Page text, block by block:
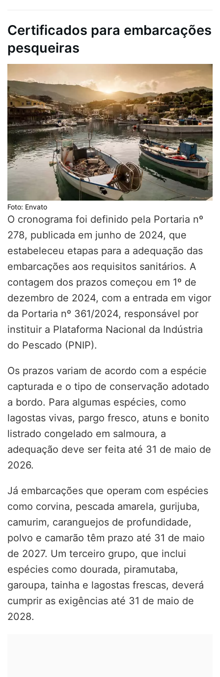
Certificados para embarcações
pesqueiras
Foto: Envato
O cronograma foi definido pela Portaria nº
278, publicada em junho de 2024, que
estabeleceu etapas para a adequação das
embarcações aos requisitos sanitários. A
contagem dos prazos começou em 1º de
dezembro de 2024, com a entrada em vigor
da Portaria nº 361/2024, responsável por
instituir a Plataforma Nacional da Indústria
do Pescado (PNIP).
Os prazos variam de acordo com a espécie
capturada e o tipo de conservação adotado
a bordo. Para algumas espécies, como
lagostas vivas, pargo fresco, atuns e bonito
listrado congelado em salmoura, a
adequação deve ser feita até 31 de maio de
2026.
Já embarcações que operam com espécies
como corvina, pescada amarela, gurijuba,
camurim, caranguejos de profundidade,
polvo e camarão têm prazo até 31 de maio
de 2027. Um terceiro grupo, que inclui
espécies como dourada, piramutaba,
garoupa, tainha e lagostas frescas, deverá
cumprir as exigências até 31 de maio de
2028.